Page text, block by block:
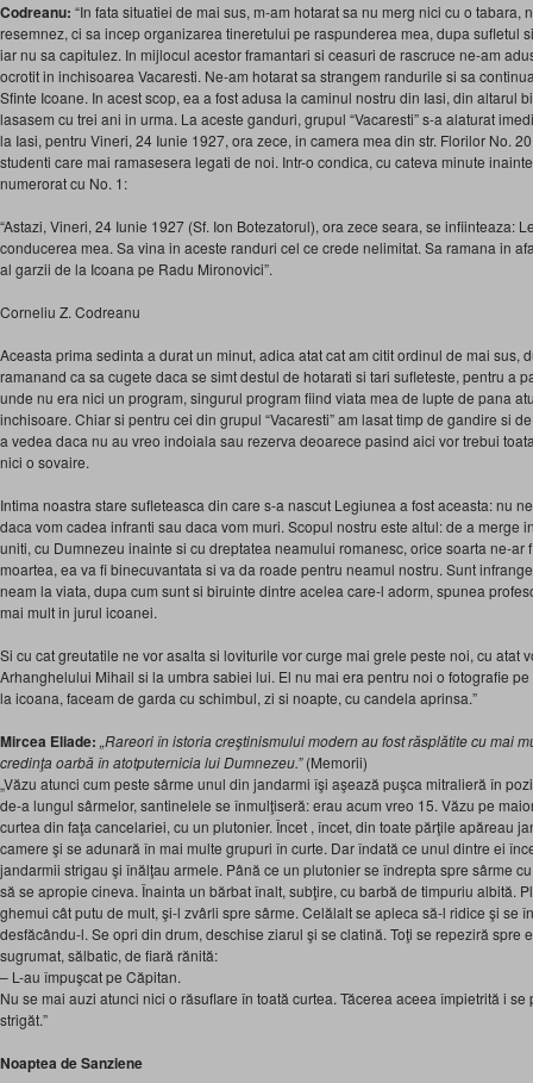
Codreanu: “In fata situatiei de mai sus, m-am hotarat sa nu merg nici cu o tabara,
resemnez, ci sa incep organizarea tineretului pe raspunderea mea, dupa sufletul
iar nu sa capitulez. In mijlocul acestor framantari si ceasuri de rascruce ne-am
ocrotit in inchisoarea Vacaresti. Ne-am hotarat sa strangem randurile si sa
Sfinte Icoane. In acest scop, ea a fost adusa la caminul nostru din Iasi, din altarul
lasasem cu trei ani in urma. La aceste ganduri, grupul “Vacaresti” s-a alaturat
la Iasi, pentru Vineri, 24 Iunie 1927, ora zece, in camera mea din str. Florilor No.
studenti care mai ramasesera legati de noi. Intr-o condica, cu cateva minute
numerorat cu No. 1:
“Astazi, Vineri, 24 Iunie 1927 (Sf. Ion Botezatorul), ora zece seara, se infiinteaza:
conducerea mea. Sa vina in aceste randuri cel ce crede nelimitat. Sa ramana in
al garzii de la Icoana pe Radu Mironovici”.
Corneliu Z. Codreanu
Aceasta prima sedinta a durat un minut, adica atat cat am citit ordinul de mai sus,
ramanand ca sa cugete daca se simt destul de hotarati si tari sufleteste, pentru a
unde nu era nici un program, singurul program fiind viata mea de lupte de pana
inchisoare. Chiar si pentru cei din grupul “Vacaresti” am lasat timp de gandire si
a vedea daca nu au vreo indoiala sau rezerva deoarece pasind aici vor trebui
nici o sovaire.
Intima noastra stare sufleteasca din care s-a nascut Legiunea a fost aceasta: nu
daca vom cadea infranti sau daca vom muri. Scopul nostru este altul: de a merge
uniti, cu Dumnezeu inainte si cu dreptatea neamului romanesc, orice soarta ne-ar
moartea, ea va fi binecuvantata si va da roade pentru neamul nostru. Sunt
neam la viata, dupa cum sunt si biruinte dintre acelea care-l adorm, spunea
mai mult in jurul icoanei.
Si cu cat greutatile ne vor asalta si loviturile vor curge mai grele peste noi, cu atat
Arhanghelului Mihail si la umbra sabiei lui. El nu mai era pentru noi o fotografie
la icoana, faceam de garda cu schimbul, zi si noapte, cu candela aprinsa.”
Mircea Eliade: „Rareori în istoria creştinismului modern au fost răsplătite cu mai
credinţa oarbă în atotputernicia lui Dumnezeu.”(Memorii)
„Văzu atunci cum peste sârme unul din jandarmi îşi aşează puşca mitralieră în
de-a lungul sârmelor, santinelele se înmulţiseră: erau acum vreo 15. Văzu pe
curtea din faţa cancelariei, cu un plutonier. Încet , încet, din toate părţile apăreau
camere şi se adunară în mai multe grupuri în curte. Dar îndată ce unul dintre ei
jandarmii strigau şi înălţau armele. Până ce un plutonier se îndrepta spre sârme
să se apropie cineva. Înainta un bărbat înalt, subţire, cu barbă de timpuriu albită.
ghemui cât putu de mult, şi-l zvârli spre sârme. Celălalt se apleca să-l ridice şi se
desfăcându-l. Se opri din drum, deschise ziarul şi se clatină. Toţi se repeziră spre
sugrumat, sălbatic, de fiară rănită:
– L-au împuşcat pe Căpitan.
Nu se mai auzi atunci nici o răsuflare în toată curtea. Tăcerea aceea împietrită i
strigăt.”
Noaptea de Sanziene